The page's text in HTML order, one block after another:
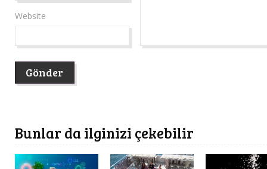
Website
Bunlar da ilginizi çekebilir